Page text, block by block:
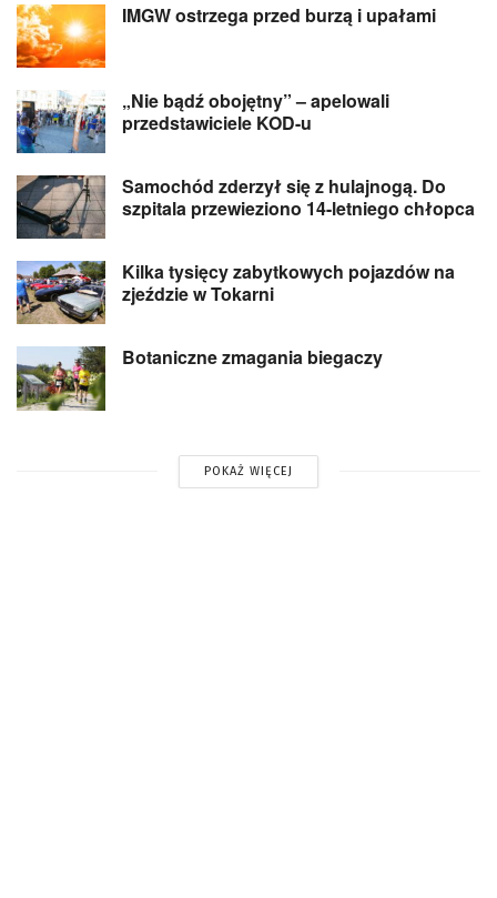
IMGW ostrzega przed burzą i upałami
„Nie bądź obojętny” – apelowali
przedstawiciele KOD-u
Samochód zderzył się z hulajnogą. Do
szpitala przewieziono 14-letniego chłopca
Kilka tysięcy zabytkowych pojazdów na
zjeździe w Tokarni
Botaniczne zmagania biegaczy
POKAŻ WIĘCEJ